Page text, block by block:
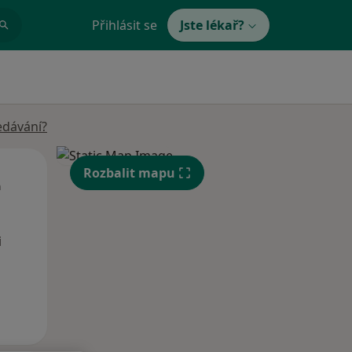
Přihlásit se Jste lékař?
Čt Pá
14 Srpen
Rozbalit mapu